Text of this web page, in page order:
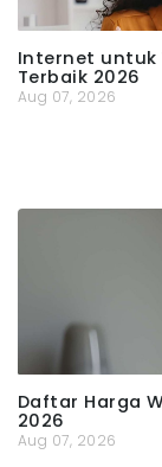
Internet untuk
Terbaik 2026
Aug 07, 2026
Daftar Harga
2026
Aug 07, 2026